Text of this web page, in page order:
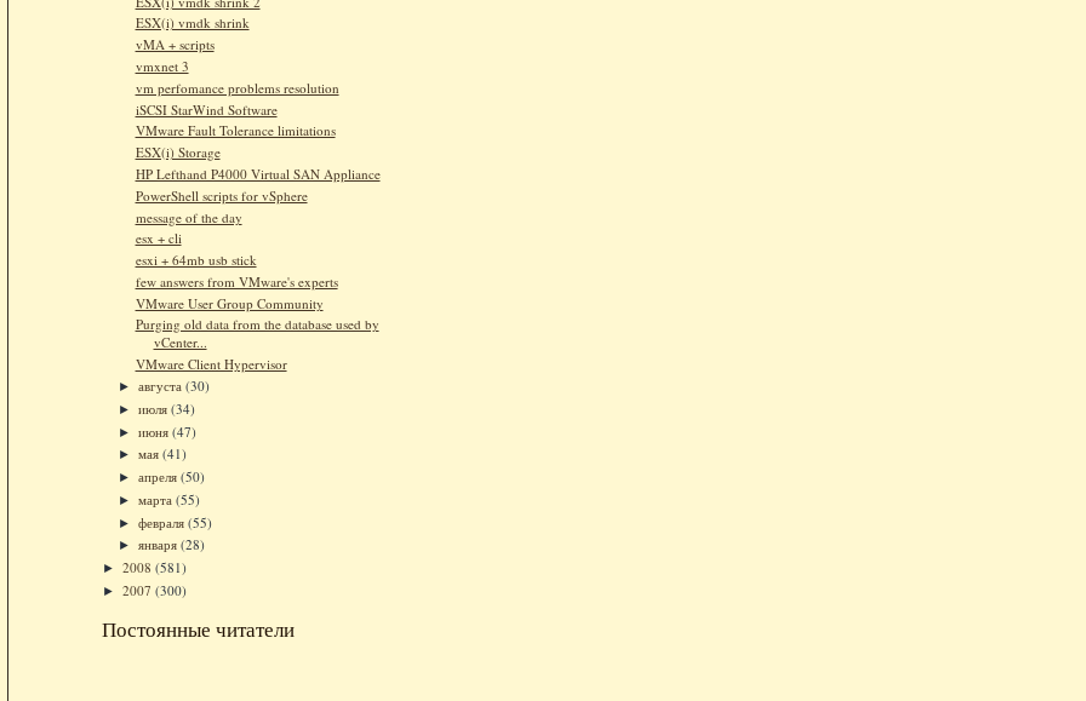
ESX(i) vmdk shrink
vMA + scripts
vmxnet 3
vm perfomance problems resolution
iSCSI StarWind Software
VMware Fault Tolerance limitations
ESX(i) Storage
HP Lefthand P4000 Virtual SAN Appliance
PowerShell scripts for vSphere
message of the day
esx + cli
esxi + 64mb usb stick
few answers from VMware's experts
VMware User Group Community
Purging old data from the database used by
vCenter...
VMware Client Hypervisor
► августа (30)
► июля (34)
► июня (47)
► мая (41)
► апреля (50)
► марта (55)
► февраля (55)
► января (28)
► 2008 (581)
► 2007 (300)
Постоянные читатели